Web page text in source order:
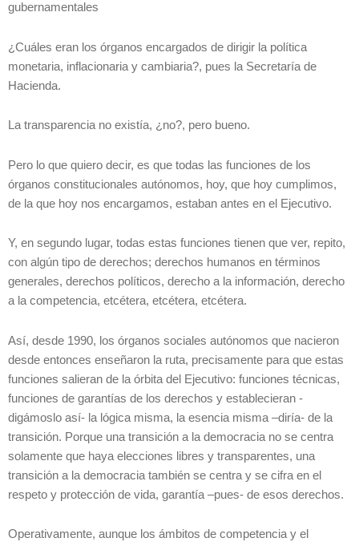
gubernamentales
¿Cuáles eran los órganos encargados de dirigir la política
monetaria, inflacionaria y cambiaria?, pues la Secretaría de
Hacienda.
La transparencia no existía, ¿no?, pero bueno.
Pero lo que quiero decir, es que todas las funciones de los
órganos constitucionales autónomos, hoy, que hoy cumplimos,
de la que hoy nos encargamos, estaban antes en el Ejecutivo.
Y, en segundo lugar, todas estas funciones tienen que ver, repito,
con algún tipo de derechos; derechos humanos en términos
generales, derechos políticos, derecho a la información, derecho
a la competencia, etcétera, etcétera, etcétera.
Así, desde 1990, los órganos sociales autónomos que nacieron
desde entonces enseñaron la ruta, precisamente para que estas
funciones salieran de la órbita del Ejecutivo: funciones técnicas,
funciones de garantías de los derechos y establecieran -
digámoslo así- la lógica misma, la esencia misma –diría- de la
transición. Porque una transición a la democracia no se centra
solamente que haya elecciones libres y transparentes, una
transición a la democracia también se centra y se cifra en el
respeto y protección de vida, garantía –pues- de esos derechos.
Operativamente, aunque los ámbitos de competencia y el